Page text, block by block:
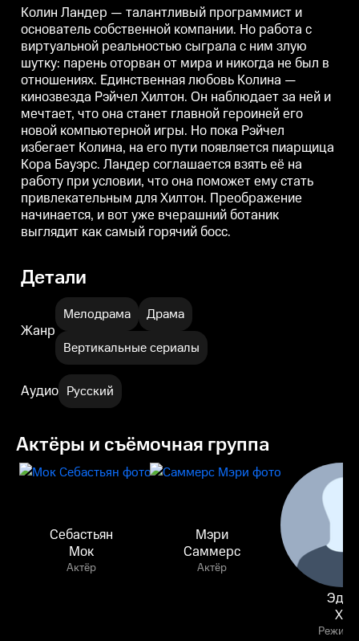
Преображение начинается, и
вот уже вчерашний ботаник
выглядит как самый горячий
босс.
Преображение начинается, и
вот уже вчерашний ботаник
выглядит как самый горячий
босс.
Колин Ландер — талантливый программист и
основатель собственной компании. Но работа с
виртуальной реальностью сыграла с ним злую
шутку: парень оторван от мира и никогда не был в
отношениях. Единственная любовь Колина —
кинозвезда Рэйчел Хилтон. Он наблюдает за ней и
мечтает, что она станет главной героиней его
новой компьютерной игры. Но пока Рэйчел
избегает Колина, на его пути появляется пиарщица
Кора Бауэрс. Ландер соглашается взять её на
работу при условии, что она поможет ему стать
привлекательным для Хилтон. Преображение
начинается, и вот уже вчерашний ботаник
выглядит как самый горячий босс.
Детали
Жанр
Мелодрама
Драма
Вертикальные сериалы
Аудио Русский
Актёры и съёмочная группа
Себастьян
Мок
Актёр
Мэри
Саммерс
Актёр
Эдди
Хо